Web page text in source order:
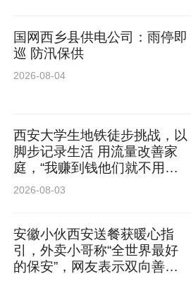
国网西乡县供电公司：雨停即
巡 防汛保供
2026-08-04
西安大学生地铁徒步挑战，以
脚步记录生活 用流量改善家
庭，“我赚到钱他们就不用早
起了”
2026-08-03
安徽小伙西安送餐获暖心指
引，外卖小哥称“全世界最好
的保安”，网友表示双向善意